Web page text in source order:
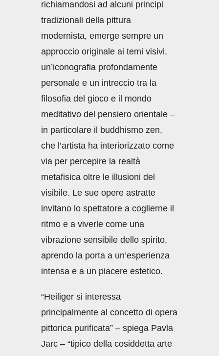
richiamandosi ad alcuni principi
tradizionali della pittura
modernista, emerge sempre un
approccio originale ai temi visivi,
un’iconografia profondamente
personale e un intreccio tra la
filosofia del gioco e il mondo
meditativo del pensiero orientale –
in particolare il buddhismo zen,
che l’artista ha interiorizzato come
via per percepire la realtà
metafisica oltre le illusioni del
visibile. Le sue opere astratte
invitano lo spettatore a coglierne il
ritmo e a viverle come una
vibrazione sensibile dello spirito,
aprendo la porta a un’esperienza
intensa e a un piacere estetico.
“Heiliger si interessa
principalmente al concetto di opera
pittorica purificata” – spiega Pavla
Jarc – “tipico della cosiddetta arte